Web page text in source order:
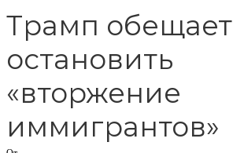
Трамп обещает
остановить
«вторжение
иммигрантов»